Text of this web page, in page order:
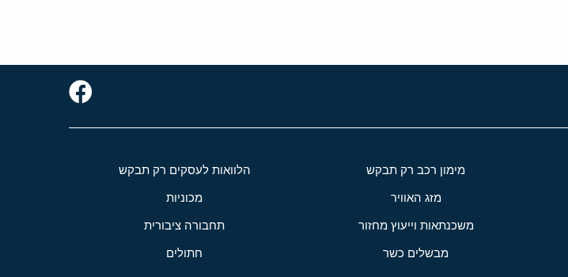
מימון רכב רק תבקש הלוואות לעסקים רק תבקש
מזג האוויר מכוניות
משכנתאות וייעוץ מחזור תחבורה ציבורית
מבשלים כשר חתולים